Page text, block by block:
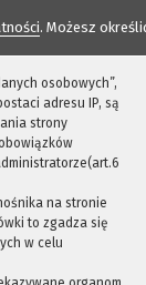
. Możesz
osobowych”,
adresu IP, są
strony
na stronie
to zgadza się
w celu